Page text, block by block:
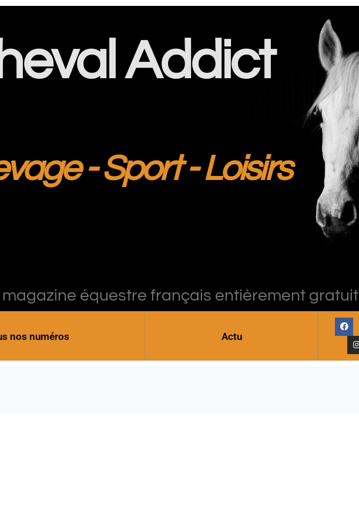
Addict
- Sport - Loisirs
équestre français entièrement gratuit
nos numéros Actu